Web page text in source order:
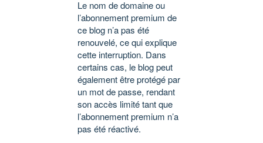
Le nom de domaine ou
l’abonnement premium de
ce blog n’a pas été
renouvelé, ce qui explique
cette interruption. Dans
certains cas, le blog peut
également être protégé par
un mot de passe, rendant
son accès limité tant que
l’abonnement premium n’a
pas été réactivé.